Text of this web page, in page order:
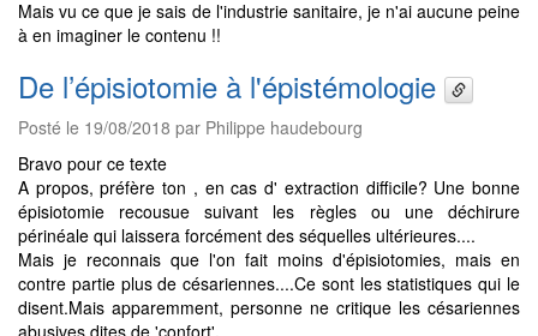
Mais vu ce que je sais de l'industrie sanitaire, je n'ai aucune peine
à en imaginer le contenu !!
De l’épisiotomie à l'épistémologie
Posté le 19/08/2018 par Philippe haudebourg
Bravo pour ce texte
A propos, préfère ton , en cas d' extraction difficile? Une bonne
épisiotomie recousue suivant les règles ou une déchirure
périnéale qui laissera forcément des séquelles ultérieures....
Mais je reconnais que l'on fait moins d'épisiotomies, mais en
contre partie plus de césariennes....Ce sont les statistiques qui le
disent.Mais apparemment, personne ne critique les césariennes